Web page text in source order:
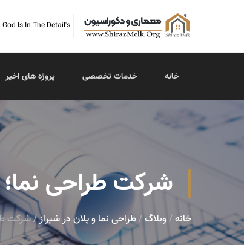
God Is In The Detail's
خانه خدمات تخصصی پروژه های اخیر
شرکت طراحی
خانه/وبلاگ/طراحی نما و پلان در شیراز/ شرکت